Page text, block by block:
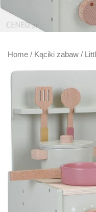
Home / Kąciki zabaw /